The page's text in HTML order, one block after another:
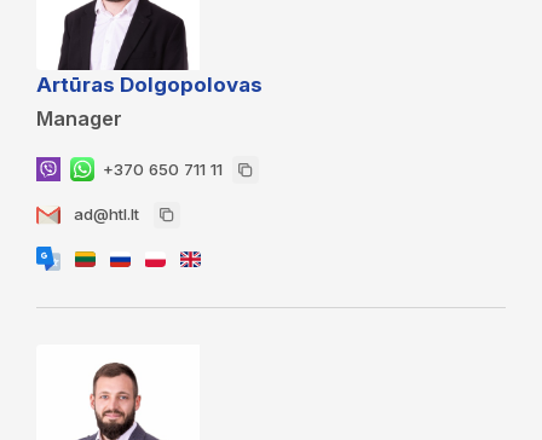
Artūras Dolgopolovas
Manager
+370 650 711 11
ad@htl.lt